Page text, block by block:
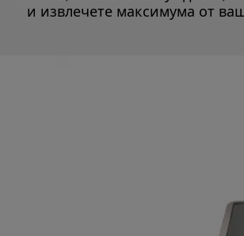
и извлечете максимума от